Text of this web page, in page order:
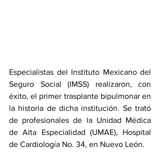
Especialistas del Instituto Mexicano del
Seguro Social (IMSS) realizaron, con
éxito, el primer trasplante bipulmonar en
la historia de dicha institución. Se trató
de profesionales de la Unidad Médica
de Alta Especialidad (UMAE), Hospital
de Cardiología No. 34, en Nuevo León.